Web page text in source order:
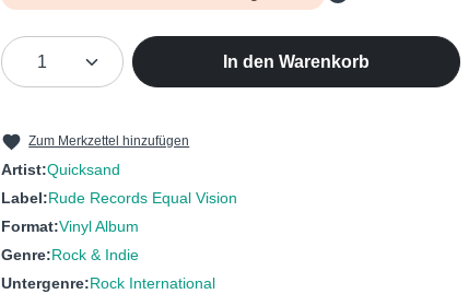
Produkt Anzahl: Gib den gewünschten
In den Warenkorb
Zum Merkzettel hinzufügen
Artist:Quicksand
Label:Rude Records Equal Vision
Format:Vinyl Album
Genre:Rock & Indie
Untergenre:Rock International